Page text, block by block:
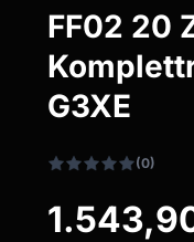
FF02 20
G3XE
(0)